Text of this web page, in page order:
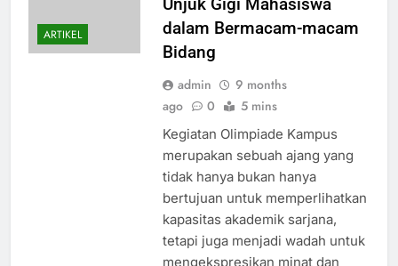
ARTIKEL
Unjuk Gigi Mahasiswa
dalam Bermacam-macam
Bidang
admin
9 months
ago
0 5 mins
Kegiatan Olimpiade Kampus
merupakan sebuah ajang yang
tidak hanya bukan hanya
bertujuan untuk memperlihatkan
kapasitas akademik sarjana,
tetapi juga menjadi wadah untuk
mengekspresikan minat dan